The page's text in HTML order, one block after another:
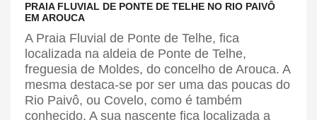
PRAIA FLUVIAL DE PONTE DE TELHE NO RIO PAIVÔ
EM AROUCA
A Praia Fluvial de Ponte de Telhe, fica
localizada na aldeia de Ponte de Telhe,
freguesia de Moldes, do concelho de Arouca. A
mesma destaca-se por ser uma das poucas do
Rio Paivô, ou Covelo, como é também
conhecido. A sua nascente fica localizada a